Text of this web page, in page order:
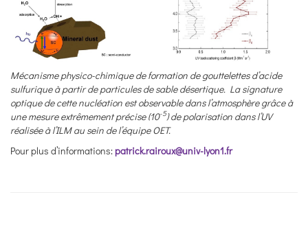
Mécanisme physico-chimique de formation de gouttelettes d’acide
sulfurique à partir de particules de sable désertique. La signature
optique de cette nucléation est observable dans l’atmosphère grâce à
une mesure extrêmement précise (10-5) de polarisation dans l’UV
réalisée à l’ILM au sein de l’équipe OET.
Pour plus d’informations: patrick.rairoux@univ-lyon1.fr